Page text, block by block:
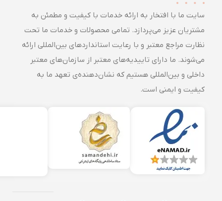
سایت ما با افتخار به ارائه خدمات با کیفیت و مطمئن به
مشتریان عزیز می‌پردازد. تمامی محصولات و خدمات ما تحت
نظارت مراجع معتبر و با رعایت استانداردهای بین‌المللی ارائه
می‌شوند. ما دارای تاییدیه‌های معتبر از سازمان‌های معتبر
داخلی و بین‌المللی هستیم که نشان‌دهنده‌ی تعهد ما به
کیفیت و ایمنی است.